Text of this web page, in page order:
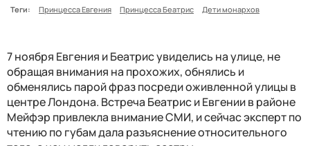
Теги:
Принцесса Евгения Принцесса Беатрис Дети монархов
7 ноября Евгения и Беатрис увиделись на улице, не
обращая внимания на прохожих, обнялись и
обменялись парой фраз посреди оживленной улицы в
центре Лондона. Встреча Беатрис и Евгении в районе
Мейфэр привлекла внимание СМИ, и сейчас эксперт по
чтению по губам дала разъяснение относительного